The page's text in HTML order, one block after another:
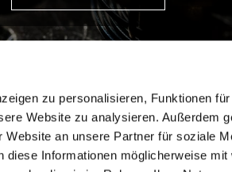
zu personalisieren, Funktionen
Website zu analysieren. Außerdem
an unsere Partner für soziale
diese Informationen möglicherweise mit
Datenschutz
Impressum
Social Media Auftritte